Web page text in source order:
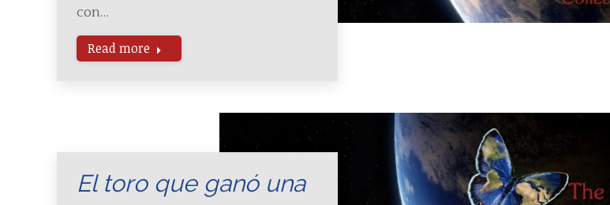
con…
Read more
El toro que ganó una